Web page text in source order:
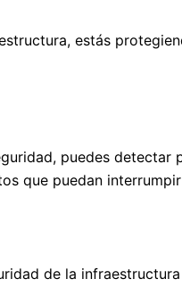
estás
puedes detectar
que puedan
de la